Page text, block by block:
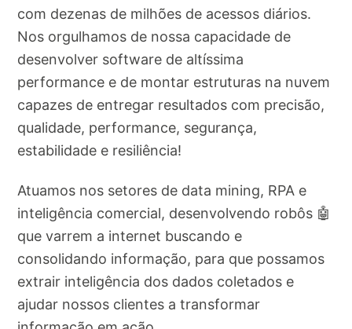
com dezenas de milhões de acessos diários.
Nos orgulhamos de nossa capacidade de
desenvolver software de altíssima
performance e de montar estruturas na nuvem
capazes de entregar resultados com precisão,
qualidade, performance, segurança,
estabilidade e resiliência!
Atuamos nos setores de data mining, RPA e
inteligência comercial, desenvolvendo robôs 🤖
que varrem a internet buscando e
consolidando informação, para que possamos
extrair inteligência dos dados coletados e
ajudar nossos clientes a transformar